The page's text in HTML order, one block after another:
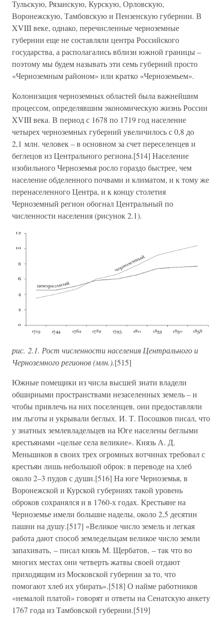
Тульскую, Рязанскую, Курскую, Орловскую,
Воронежскую, Тамбовскую и Пензенскую губернии. В
XVIII веке, однако, перечисленные черноземные
губернии еще не составляли центра Российского
государства, а располагались вблизи южной границы –
поэтому мы будем называть эти семь губерний просто
«Черноземным районом» или кратко «Черноземьем».
Колонизация черноземных областей была важнейшим
процессом, определявшим экономическую жизнь России
XVIII века. В период с 1678 по 1719 год население
четырех черноземных губерний увеличилось с 0,8 до
2,1 млн. человек – в основном за счет переселенцев и
беглецов из Центрального региона.[514] Население
изобильного Черноземья росло гораздо быстрее, чем
население обделенного почвами и климатом, и к тому же
перенаселенного Центра, и к концу столетия
Черноземный регион обогнал Центральный по
численности населения (рисунок 2.1).
рис. 2.1. Рост численности населения Центрального и
Черноземного регионов (млн.).[515]
Южные помещики из числа высшей знати владели
обширными пространствами незаселенных земель – и
чтобы привлечь на них поселенцев, они предоставляли
им льготы и укрывали беглых. И. Т. Посошков писал, что
у знатных землевладельцев на Юге населены беглыми
крестьянами «целые села великие». Князь А. Д.
Меньшиков в своих трех огромных вотчинах требовал с
крестьян лишь небольшой оброк: в переводе на хлеб
около 2–3 пудов с души.[516] На юге Черноземья, в
Воронежской и Курской губерниях такой уровень
оброков сохранялся и в 1760-х годах. Крестьяне на
Черноземье имели большие наделы, около 2,5 десятин
пашни на душу.[517] «Великое число земель и легкая
работа дают способ земледельцам великое число земли
запахивать, – писал князь М. Щербатов, – так что во
многих местах они четверть жатвы своей отдают
приходящим из Московской губернии за то, что
помогают хлеб их убирать».[518] О найме работников
«немалой платой» говорят и ответы на Сенатскую анкету
1767 года из Тамбовской губернии.[519]